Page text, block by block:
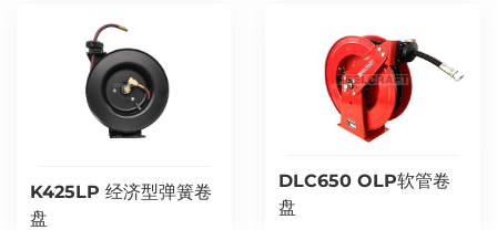
K425LP 经济型弹簧卷
盘
DLC650 OLP软管卷
盘